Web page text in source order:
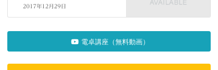
2017年12月29日
電卓講座（無料動画）